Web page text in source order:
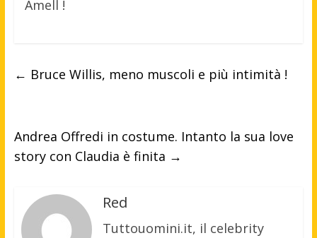
Amell !
← Bruce Willis, meno muscoli e più intimità !
Andrea Offredi in costume. Intanto la sua love
story con Claudia è finita →
Red
Tuttouomini.it, il celebrity